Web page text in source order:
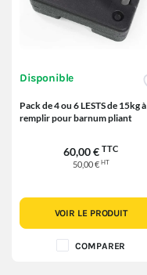
Disponible
Pack de 4 ou 6 LESTS de 15kg à
remplir pour barnum pliant
60,00 € TTC
50,00 € HT
VOIR LE PRODUIT
COMPARER